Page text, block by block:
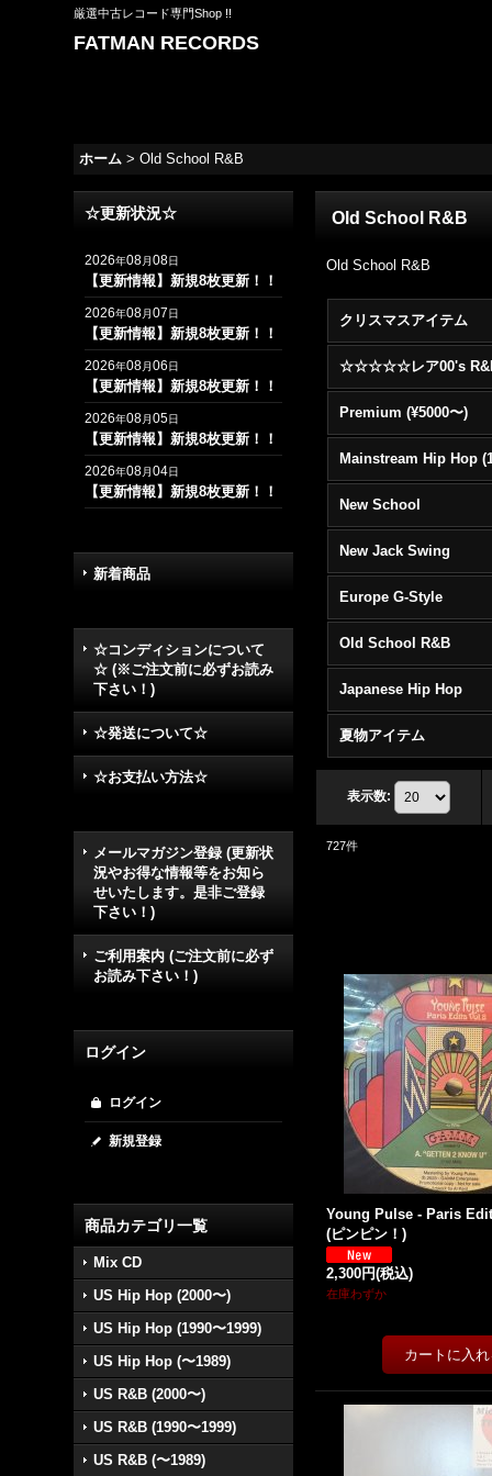
厳選中古レコード専門Shop !!
FATMAN RECORDS
ホーム > Old School R&B
☆更新状況☆
2026年08月08日
【更新情報】新規8枚更新！！
2026年08月07日
【更新情報】新規8枚更新！！
2026年08月06日
【更新情報】新規8枚更新！！
2026年08月05日
【更新情報】新規8枚更新！！
2026年08月04日
【更新情報】新規8枚更新！！
新着商品
☆コンディションについて
☆ (※ご注文前に必ずお読み
下さい！)
☆発送について☆
☆お支払い方法☆
メールマガジン登録 (更新状
況やお得な情報等をお知ら
せいたします。是非ご登録
下さい！)
ご利用案内 (ご注文前に必ず
お読み下さい！)
ログイン
ログイン
新規登録
商品カテゴリ一覧
Mix CD
US Hip Hop (2000〜)
US Hip Hop (1990〜1999)
US Hip Hop (〜1989)
US R&B (2000〜)
US R&B (1990〜1999)
US R&B (〜1989)
Old School R&B
Old School R&B
クリスマスアイテム
Premium (¥5000〜)
New School
New Jack Swing
Europe G-Style
Old School R&B
Japanese Hip Hop
夏物アイテム
表示数:
727件
Young Pulse - Paris
(ピンピン！)
2,300円(税込)
在庫わずか